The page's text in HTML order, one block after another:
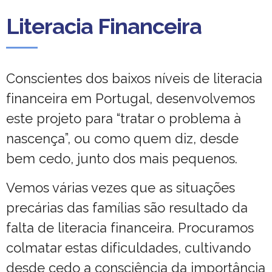
Literacia Financeira
Conscientes dos baixos níveis de literacia
financeira em Portugal, desenvolvemos
este projeto para “tratar o problema à
nascença”, ou como quem diz, desde
bem cedo, junto dos mais pequenos.
Vemos várias vezes que as situações
precárias das famílias são resultado da
falta de literacia financeira. Procuramos
colmatar estas dificuldades, cultivando
desde cedo a consciência da importância